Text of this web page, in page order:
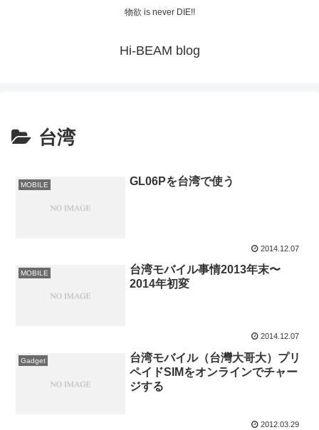
物欲 is never DIE!!
Hi-BEAM blog
台湾
MOBILE GL06Pを台湾で使う
2014.12.07
MOBILE
台湾モバイル事情2013年末〜
2014年初変
2014.12.07
Gadget
台湾モバイル（台灣大哥大）プリ
ペイドSIMをオンラインでチャー
ジする
2012.03.29